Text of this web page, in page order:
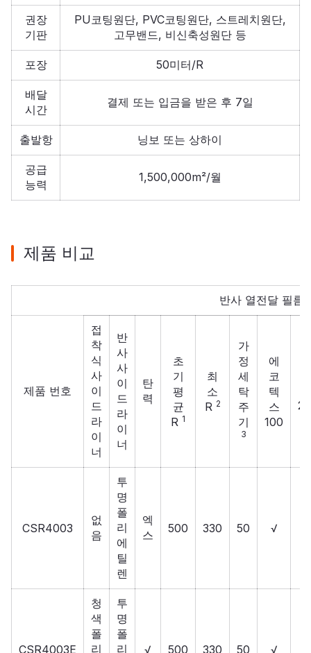
권장
기판
PU코팅원단, PVC코팅원단, 스트레치원단,
고무밴드, 비신축성원단 등
포장 50미터/R
배달
시간
결제 또는 입금을 받은 후 7일
출발항 닝보 또는 상하이
공급
능력
1,500,000m²/월
제품 비교
반사 열전달 필름
제품 번호
접
착
식
사
이
드
라
이
너
반
사
사
이
드
라
이
너
탄
력
초
기
평
균
R 1
최
소
R 2
가
정
세
탁
주
기
3
에
코
텍
스
100
CSR4003
없
음
투
명
폴
리
에
틸
렌
엑
스
500 330 50 √
CSR4003E
청
색
폴
리
투
명
폴
리
√ 500 330 50 √